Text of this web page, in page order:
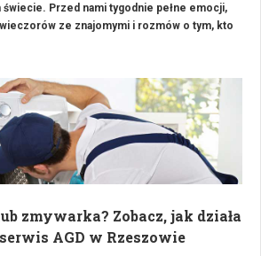
świecie. Przed nami tygodnie pełne emocji,
ze znajomymi i rozmów o tym, kto
6. To miejsce, które łączy klimat
i sportowej strefy kibica. Na miejscu
się ze znajomymi, obejrzeć transmisję i
organizowania wszystkiego
zmywarka? Zobacz, jak działa
AGD w Rzeszowie